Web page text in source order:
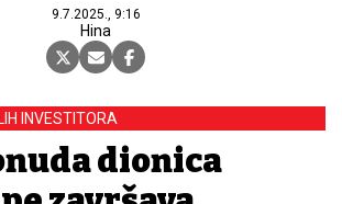
9.7.2025., 9:16
Hina
INVESTITORA
dionica